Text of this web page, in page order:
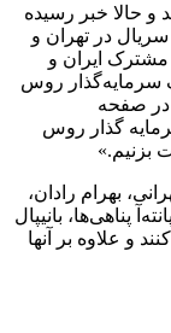
و حالا خبر رسیده
در تهران و
ایران و
سرمایه‌گذار روس
در صفحه
گذار روس
بزنیم.»
بهرام رادان،
پناهی‌ها، بانیپال
و علاوه بر آنها